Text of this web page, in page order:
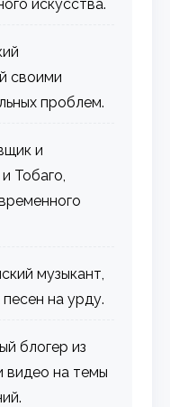
искусства.
своими
проблем.
и
Тобаго,
музыкант,
на урду.
блогер из
видео на темы